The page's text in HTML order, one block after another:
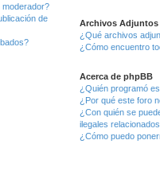
moderador?
de
Archivos Adjuntos
¿Qué archivos
¿Cómo encuentro
Acerca de phpBB
¿Quién programó
¿Por qué este foro
¿Con quién se
ilegales
¿Cómo puedo